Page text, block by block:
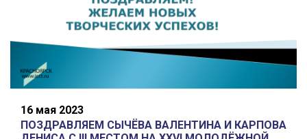
16 мая 2023
ПОЗДРАВЛЯЕМ СЫЧЁВА ВАЛЕНТИНА И КАРПОВА